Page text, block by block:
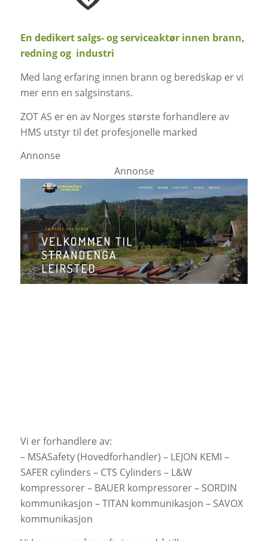
En dedikert salgs- og serviceaktør innen brann,
redning og industri
Med lang erfaring innen brann og beredskap er vi
mer enn en salgsinstans.
ZOT AS er en av Norges største forhandlere av
HMS utstyr til det profesjonelle marked
Annonse
Annonse
Vi er forhandlere av:
– MSASafety (Hovedforhandler) – LEJON KEMI –
SAFER cylinders – CTS Cylinders – L&W
kompressorer – BAUER kompressorer – SORDIN
kommunikasjon – TITAN kommunikasjon – SAVOX
kommunikasjon